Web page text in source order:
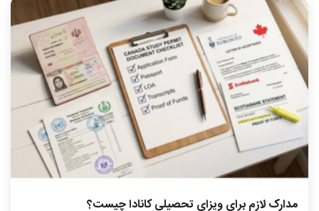
مدارک لازم برای ویزای تحصیلی کانادا چیست؟